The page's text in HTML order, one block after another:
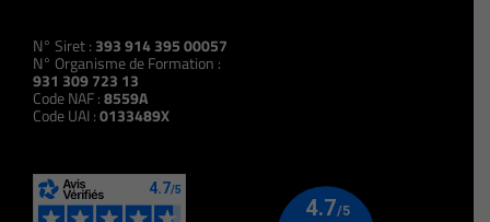
N° Siret : 393 914 395 00057
N° Organisme de Formation :
931 309 723 13
Code NAF :8559A
Code UAI :0133489X